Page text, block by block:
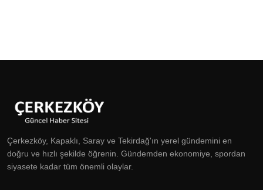
Çerkezköy, Kapaklı, Saray ve Tekirdağ'ın yerel gündemini en
doğru ve hızlı şekilde öğrenin. Gündemden ekonomiye, spordan
siyasete kadar tüm önemli olaylar.